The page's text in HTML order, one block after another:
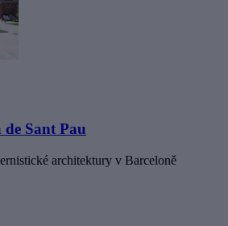
Sant Pau
architektury v Barceloně